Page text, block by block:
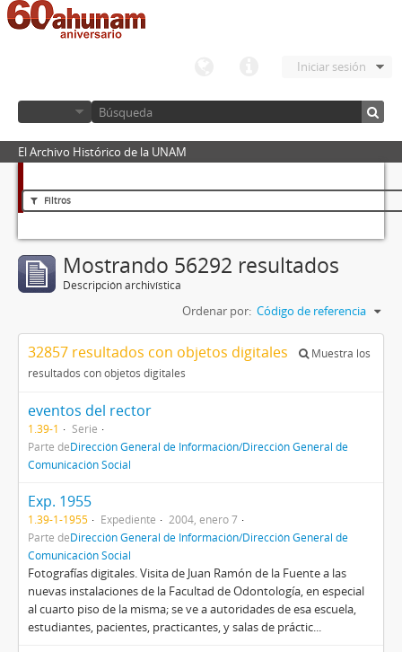
Iniciar sesión
El Archivo Histórico de la UNAM
Filtros
Mostrando 56292 resultados
Descripción archivística
Ordenar por: Código de referencia
32857 resultados con objetos digitales
Muestra los
resultados con objetos digitales
eventos del rector
1.39-1
Serie
Parte deDirección General de Información/Dirección General de
Comunicación Social
Exp. 1955
1.39-1-1955 Expediente
2004, enero 7
Parte deDirección General de Información/Dirección General de
Comunicación Social
Fotografías digitales. Visita de Juan Ramón de la Fuente a las
nuevas instalaciones de la Facultad de Odontología, en especial
al cuarto piso de la misma; se ve a autoridades de esa escuela,
estudiantes, pacientes, practicantes, y salas de práctic...